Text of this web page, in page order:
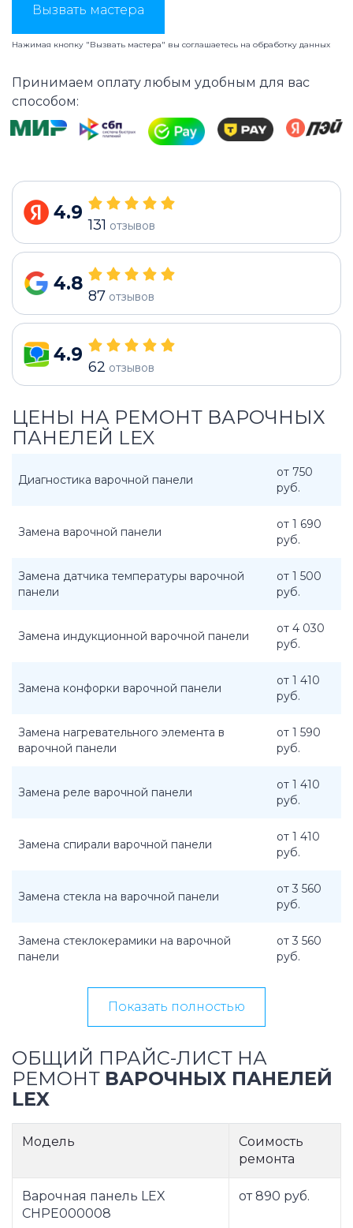
Вызвать мастера
Нажимая кнопку "Вызвать мастера" вы соглашаетесь на обработку данных
Принимаем оплату любым удобным для вас
способом:
4.9
131 отзывов
4.8
87 отзывов
4.9
62 отзывов
ЦЕНЫ НА РЕМОНТ ВАРОЧНЫХ
ПАНЕЛЕЙ LEX
Диагностика варочной панели
от 750
руб.
Замена варочной панели
от 1 690
руб.
Замена датчика температуры варочной
панели
от 1 500
руб.
Замена индукционной варочной панели
от 4 030
руб.
Замена конфорки варочной панели
от 1 410
руб.
Замена нагревательного элемента в
варочной панели
от 1 590
руб.
Замена реле варочной панели
от 1 410
руб.
Замена спирали варочной панели
от 1 410
руб.
Замена стекла на варочной панели
от 3 560
руб.
Замена стеклокерамики на варочной
панели
от 3 560
руб.
Показать полностью
ОБЩИЙ ПРАЙС-ЛИСТ НА
РЕМОНТ ВАРОЧНЫХ ПАНЕЛЕЙ
LEX
Модель
Соимость
ремонта
Варочная панель LEX
CHPE000008
от 890 руб.